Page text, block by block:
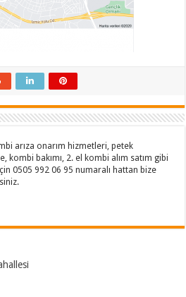
arıza onarım hizmetleri, petek
kombi bakımı, 2. el kombi alım satım gibi
0505 992 06 95 numaralı hattan bize